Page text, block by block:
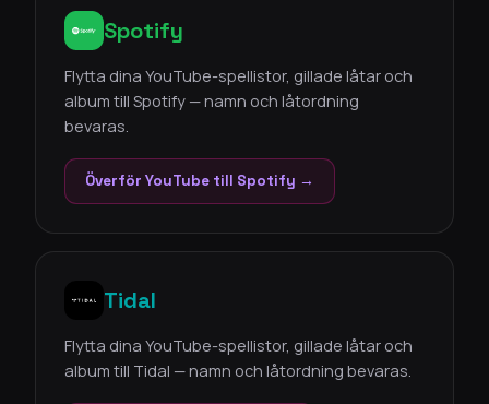
Spotify
Flytta dina YouTube-spellistor, gillade låtar och
album till Spotify — namn och låtordning
bevaras.
Överför YouTube till Spotify →
Tidal
Flytta dina YouTube-spellistor, gillade låtar och
album till Tidal — namn och låtordning bevaras.